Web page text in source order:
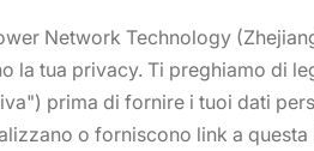
Network Technology
la tua privacy. Ti preghiamo di
prima di fornire i tuoi dati
o forniscono link a questa